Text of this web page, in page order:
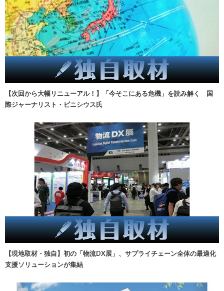
【次回から大幅リニューアル！】「今そこにある危機」を読み解く 国
際ジャーナリスト・ビニシウス氏
【現地取材・独自】初の「物流DX展」、サプライチェーン全体の最適化
支援ソリューションが集結